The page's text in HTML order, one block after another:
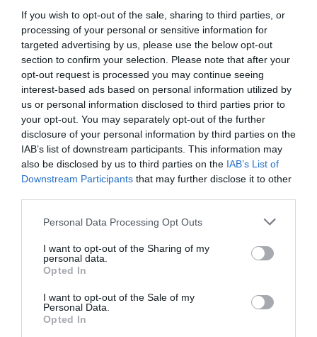
If you wish to opt-out of the sale, sharing to third parties, or
processing of your personal or sensitive information for
targeted advertising by us, please use the below opt-out
section to confirm your selection. Please note that after your
opt-out request is processed you may continue seeing
interest-based ads based on personal information utilized by
us or personal information disclosed to third parties prior to
your opt-out. You may separately opt-out of the further
disclosure of your personal information by third parties on the
IAB’s list of downstream participants. This information may
also be disclosed by us to third parties on the IAB’s List of
Downstream Participants that may further disclose it to other
Personal Data Processing Opt Outs
I want to opt-out of the Sharing of my
personal data.
Opted In
I want to opt-out of the Sale of my
Personal Data.
Opted In
zaposlovanje beguncev, sta zapisala Juncker in
Tusk, ki se bosta v imenu EU udeležila
srečanja.
Med prioritetami G20 po njunem prepričanju
ostaja tudi ustvarjanje delovnih mest,
spodbujanje rasti in naložb, države G20 pa
morajo tudi nadaljevati prizadevanja na
področju mednarodne davčne preglednosti in
boja proti financiranju terorizma.
Juncker in Tusk sta se med drugim zavzela za
izmenjavo informacij na davčnem področju
med državami in jurisdikcijami na podlagi
mednarodnih standardov za avtomatsko
izmenjavo informacij (AEOI) najkasneje do leta
2018.